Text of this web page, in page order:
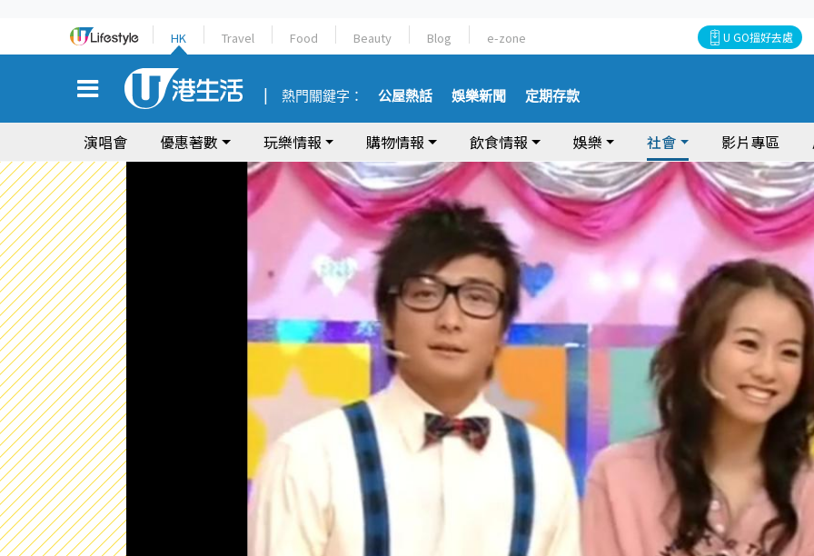
HK Travel Food Beauty Blog e-zone U GO搵好去處
熱門關鍵字： 公屋熱話 娛樂新聞 定期存款
演唱會 優惠著數 玩樂情報 購物情報 飲食情報 娛樂 社會 影片專區